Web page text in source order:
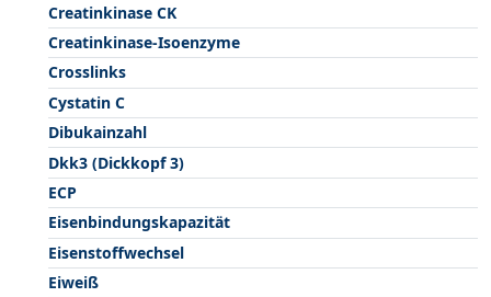
Creatinkinase CK
Creatinkinase-Isoenzyme
Crosslinks
Cystatin C
Dibukainzahl
Dkk3 (Dickkopf 3)
ECP
Eisenbindungskapazität
Eisenstoffwechsel
Eiweiß